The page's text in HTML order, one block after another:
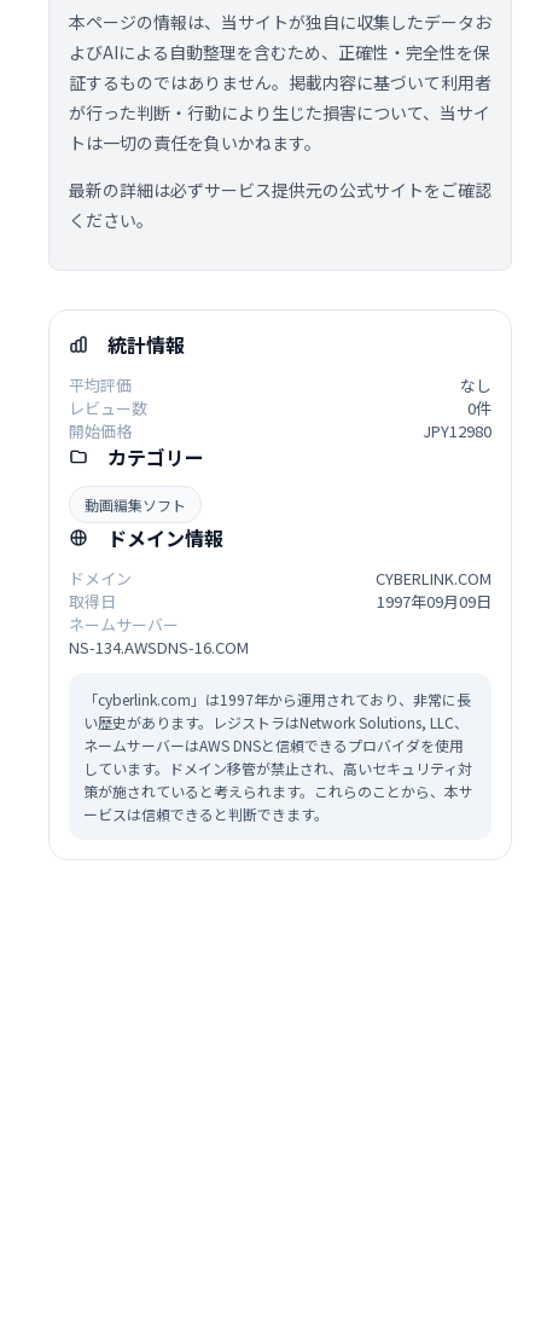
本ページの情報は、当サイトが独自に収集したデータお
よびAIによる自動整理を含むため、正確性・完全性を保
証するものではありません。掲載内容に基づいて利用者
が行った判断・行動により生じた損害について、当サイ
トは一切の責任を負いかねます。
最新の詳細は必ずサービス提供元の公式サイトをご確認
ください。
統計情報
平均評価
なし
レビュー数
0件
開始価格
JPY12980
カテゴリー
動画編集ソフト
ドメイン情報
ドメイン
CYBERLINK.COM
取得日
1997年09月09日
ネームサーバー
NS-134.AWSDNS-16.COM
「cyberlink.com」は1997年から運用されており、非常に長
い歴史があります。レジストラはNetwork Solutions, LLC、
ネームサーバーはAWS DNSと信頼できるプロバイダを使用
しています。ドメイン移管が禁止され、高いセキュリティ対
策が施されていると考えられます。これらのことから、本サ
ービスは信頼できると判断できます。